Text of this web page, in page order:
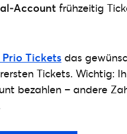
frühzeitig
Prio Tickets das
Tickets. Wichtig:
bezahlen – andere